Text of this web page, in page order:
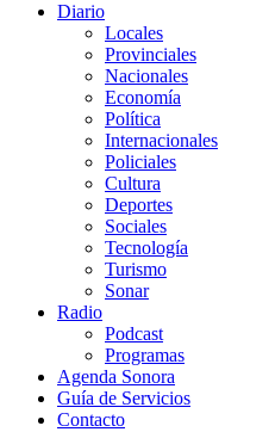
Diario
Locales
Provinciales
Nacionales
Economía
Política
Internacionales
Policiales
Cultura
Deportes
Sociales
Tecnología
Turismo
Sonar
Radio
Podcast
Programas
Agenda Sonora
Guía de Servicios
Contacto